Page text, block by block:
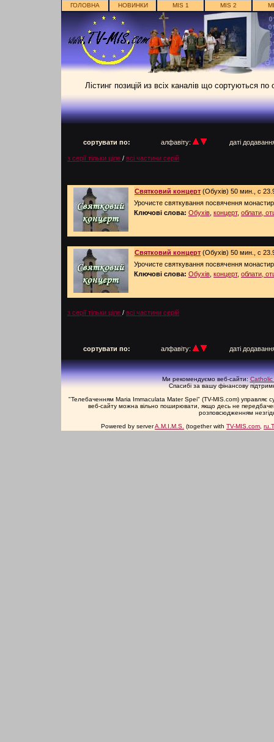
ГОЛОВНА НОВИНКИ MIS 1 MIS 2
Лістинг позицій из всіх каналів що сортуються
сортувати по:
алфавіту: даті
з серії тільки ціле / всі частини серій
Святковий концерт (Обухів) 50 мин., с
Урочисте святкування посвячення
Ключові слова: Обухів концерт, облати,
Святковий концерт (Обухів) 50 мин., с
Урочисте святкування посвячення
Ключові слова: Обухів концерт, облати,
з серії тільки ціле / всі частини серій
сортувати по:
алфавіту: даті
Ми рекомендуємо веб-сайти:Catholic
Спасибі за вашу фінансову
"Телебаченням Maria Immaculata Mater Spei" (TV-MIS.com) управляє
веб-сайту можна вільно поширювати, якщо десь не
розповсюдженням
Powered by serverA.M.I.M.S. (together with TV-MIS.com